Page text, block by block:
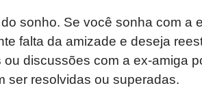
sonho. Se você sonha com a
falta da amizade e deseja
discussões com a ex-amiga
ser resolvidas ou superadas.